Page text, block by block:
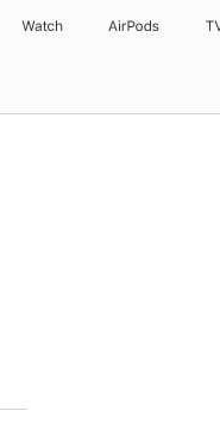
Watch AirPods